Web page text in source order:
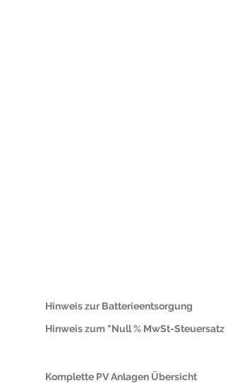
Hinweis zur Batterieentsorgung
Hinweis zum "Null % MwSt-Steuersatz
Komplette PV Anlagen Übersicht